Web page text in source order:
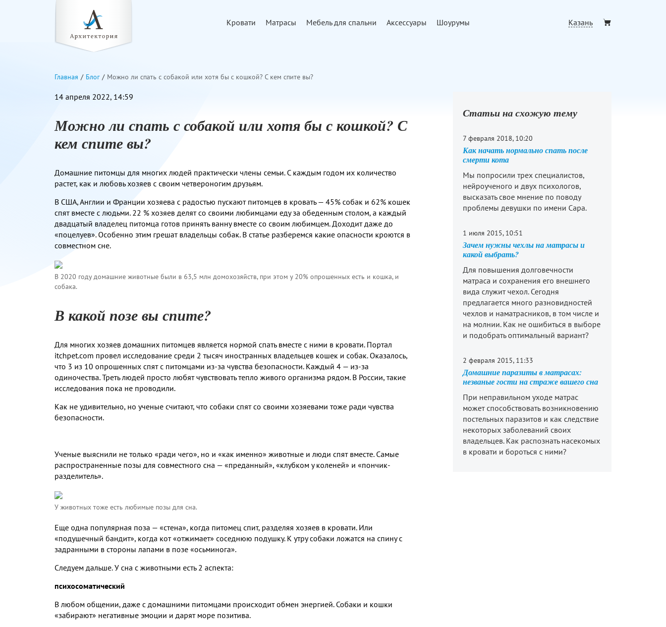
Кровати Матрасы Мебель для спальни Аксессуары Шоурумы Казань
Главная Блог Можно ли спать с собакой или хотя бы с кошкой? С кем спите вы?
14 апреля 2022, 14:59
Можно ли спать с собакой или хотя бы с кошкой? С
кем спите вы?
Домашние питомцы для многих людей практически члены семьи. С каждым годом их количество
растет, как и любовь хозяев с своим четвероногим друзьям.
В США, Англии и Франции хозяева с радостью пускают питомцев в кровать — 45% собак и 62% кошек
спят вместе с людьми. 22 % хозяев делят со своими любимцами еду за обеденным столом, а каждый
двадцатый владелец питомца готов принять ванну вместе со своим любимцем. Доходит даже до
«поцелуев». Особенно этим грешат владельцы собак. В статье разберемся какие опасности кроются в
совместном сне.
В 2020 году домашние животные были в 63,5 млн домохозяйств, при этом у 20% опрошенных есть и кошка, и
собака.
В какой позе вы спите?
Для многих хозяев домашних питомцев является нормой спать вместе с ними в кровати. Портал
itchpet.com провел исследование среди 2 тысяч иностранных владельцев кошек и собак. Оказалось,
что 3 из 10 опрошенных спят с питомцами из-за чувства безопасности. Каждый 4 — из-за
одиночества. Треть людей просто любят чувствовать тепло живого организма рядом. В России, такие
исследования пока не проводили.
Как не удивительно, но ученые считают, что собаки спят со своими хозяевами тоже ради чувства
безопасности.
Ученые выяснили не только «ради чего», но и «как именно» животные и люди спят вместе. Самые
распространенные позы для совместного сна — «преданный», «клубком у коленей» и «пончик-
разделитель».
У животных тоже есть любимые позы для сна.
Еще одна популярная поза — «стена», когда питомец спит, разделяя хозяев в кровати. Или
«подушечный бандит», когда кот «отжимает» соседнюю подушку. К утру собаки ложатся на спину с
задранными в стороны лапами в позе «осьминога».
Следуем дальше. У сна с животными есть 2 аспекта:
психосоматический
В любом общении, даже с домашними питомцами происходит обмен энергией. Собаки и кошки
«забирают» негативные эмоции и дарят море позитива.
Статьи на схожую тему
7 февраля 2018, 10:20
Как начать нормально спать после
смерти кота
Мы попросили трех специалистов,
нейроученого и двух психологов,
высказать свое мнение по поводу
проблемы девушки по имени Сара.
1 июля 2015, 10:51
Зачем нужны чехлы на матрасы и
какой выбрать?
Для повышения долговечности
матраса и сохранения его внешнего
вида служит чехол. Сегодня
предлагается много разновидностей
чехлов и наматрасников, в том числе и
на молнии. Как не ошибиться в выборе
и подобрать оптимальный вариант?
2 февраля 2015, 11:33
Домашние паразиты в матрасах:
незваные гости на страже вашего сна
При неправильном уходе матрас
может способствовать возникновению
постельных паразитов и как следствие
некоторых заболеваний своих
владельцев. Как распознать насекомых
в кровати и бороться с ними?